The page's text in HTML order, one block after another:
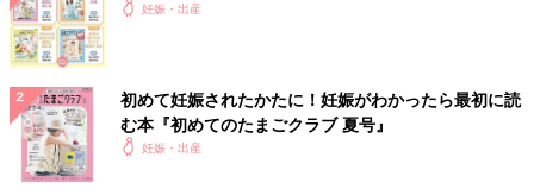
妊娠・出産
初めて妊娠されたかたに！妊娠がわかったら最初に読
む本『初めてのたまごクラブ 夏号』
妊娠・出産